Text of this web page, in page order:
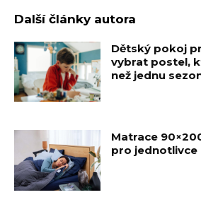
Další články autora
Dětský pokoj
vybrat postel,
než jednu
Matrace
pro jednotlivce